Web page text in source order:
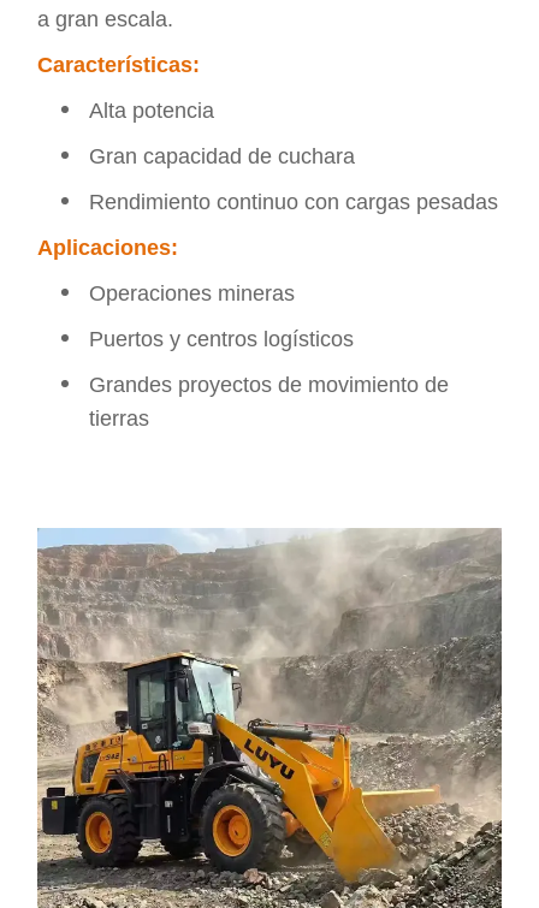
a gran escala.
Características:
Alta potencia
Gran capacidad de cuchara
Rendimiento continuo con cargas pesadas
Aplicaciones:
Operaciones mineras
Puertos y centros logísticos
Grandes proyectos de movimiento de
tierras